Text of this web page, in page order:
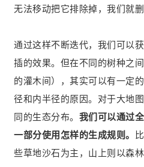
无法移动把它排除掉，我们就删
通过这样不断迭代，我们可以
插的效果。但在不同的树种之
的灌木间），其实可以有一定
径和内半径的原因。对于大地
同的生态分布。 我们可以通过
一部分使用怎样的生成规则。
些草地沙石为主，山上则以森林